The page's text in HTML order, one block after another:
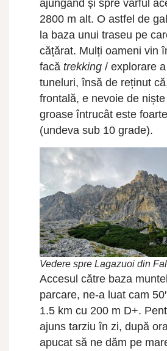
ajungând și spre vârful
2800 m alt. O astfel de
la baza unui traseu pe
cățărat. Mulți oameni vin
facă trekking / explorare
tuneluri, însă de reținut
frontală, e nevoie de
groase întrucât este
(undeva sub 10 grade).
Vedere spre Lagazuoi din
Accesul către baza
parcare, ne-a luat cam
1.5 km cu 200 m D+.
ajuns tarziu în zi, după
apucat să ne dăm pe